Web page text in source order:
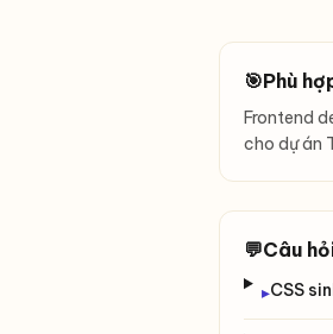
🎯Phù
Frontend
cho dự án
💬Câu
▸CSS